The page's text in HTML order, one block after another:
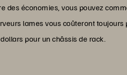
des économies, vous pouvez
lames vous coûteront
pour un châssis de rack.